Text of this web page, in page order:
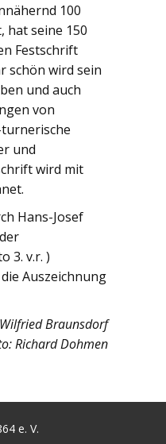
100
hat seine 150
Festschrift
schön wird sein
und auch
von
und
wird mit
Hans-Josef
3. v.r. )
Auszeichnung
Braunsdorf
Richard Dohmen
e. V.